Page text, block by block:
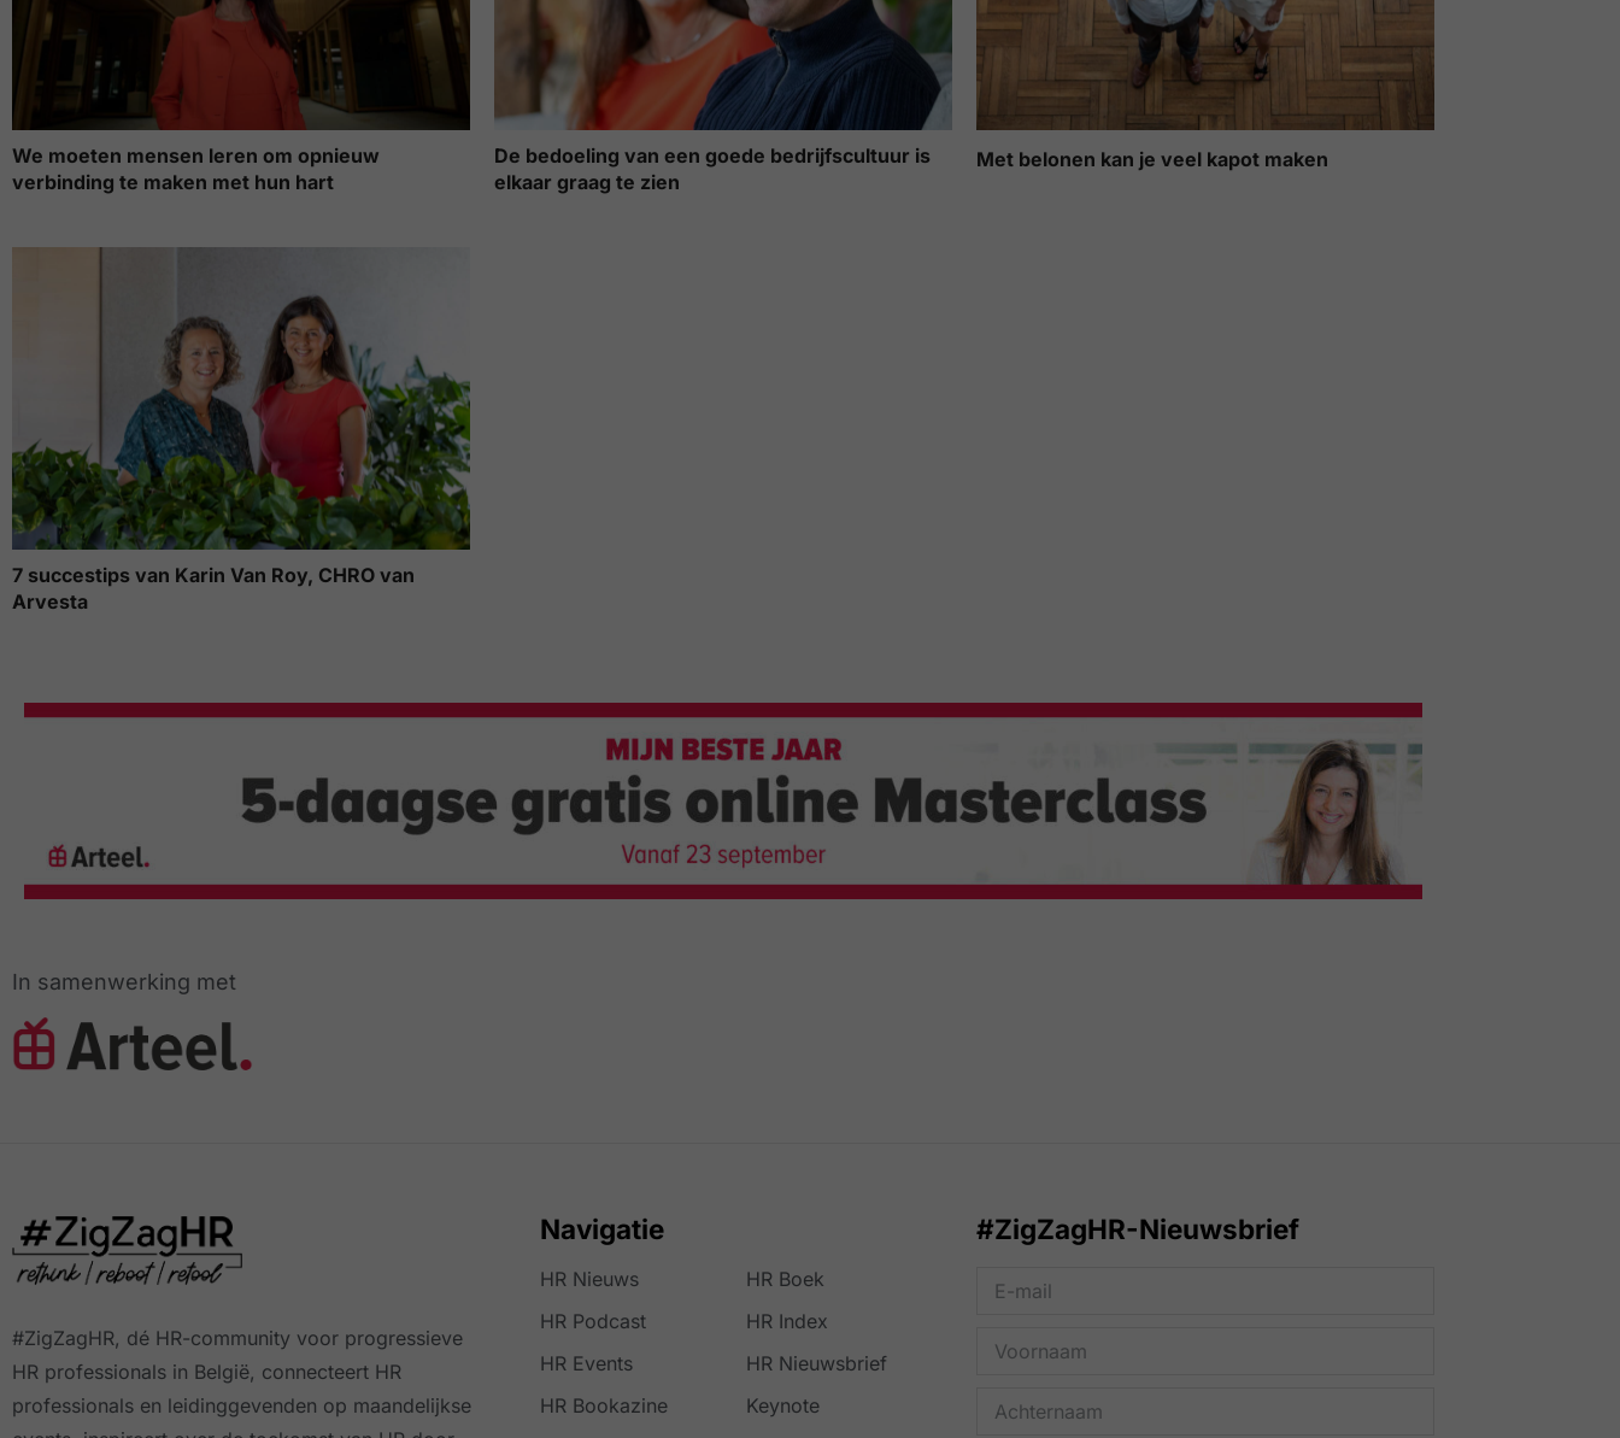
We moeten mensen leren om opnieuw
verbinding te maken met hun hart
De bedoeling van een goede bedrijfscultuur is
elkaar graag te zien
Met belonen kan je veel kapot maken
7 succestips van Karin Van Roy, CHRO van
Arvesta
In samenwerking met
#ZigZagHR, dé HR-community voor progressieve
HR professionals in België, connecteert HR
professionals en leidinggevenden op maandelijkse
Navigatie
HR Nieuws
HR Podcast
HR Events
HR Bookazine
HR Boek
HR Index
HR Nieuwsbrief
Keynote
#ZigZagHR-Nieuwsbrief